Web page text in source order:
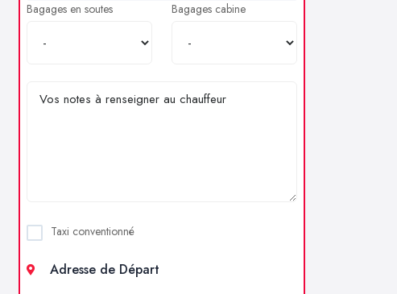
Bagages en soutes Bagages cabine
Taxi conventionné
Adresse de Départ